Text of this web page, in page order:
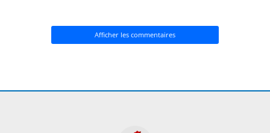
Afficher les commentaires